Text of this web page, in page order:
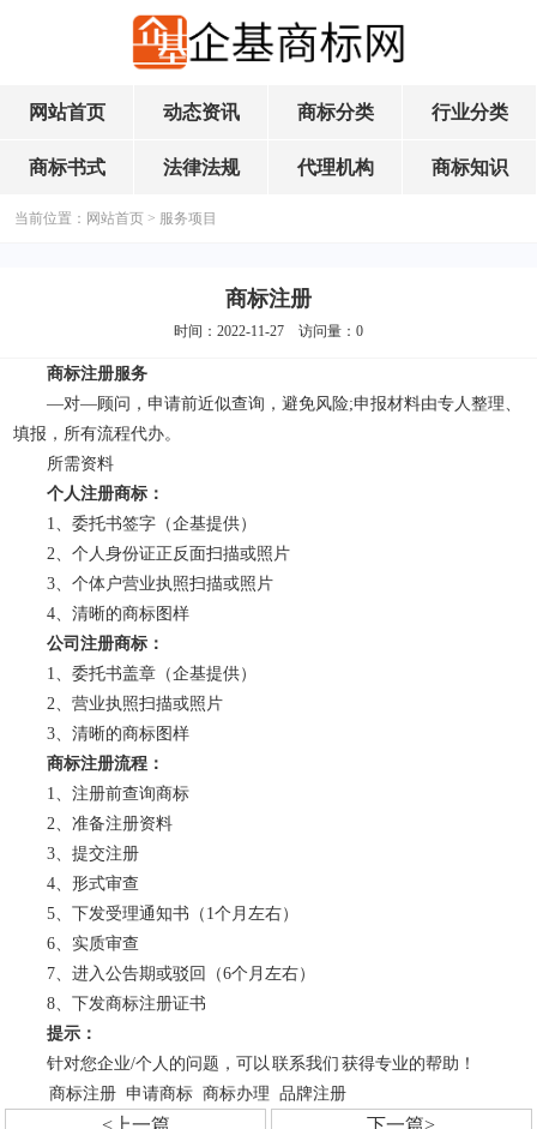
网站首页 动态资讯 商标分类 行业分类
商标书式 法律法规 代理机构 商标知识
当前位置： 网站首页 > 服务项目
商标注册
时间：2022-11-27 访问量： 0
商标注册服务
—对—顾问，申请前近似查询，避免风险;申报材料由专人整理、
填报，所有流程代办。
所需资料
个人注册商标 ：
1、委托书签字（企基提供）
2、个人身份证正反面扫描或照片
3、个体户营业执照扫描或照片
4、清晰的商标图样
公司注册商标 ：
1、委托书盖章（企基提供）
2、营业执照扫描或照片
3、清晰的商标图样
商标注册流程：
1、注册前查询商标
2、准备注册资料
3、提交注册
4、形式审查
5、下发受理通知书（1个月左右）
6、实质审查
7、进入公告期或驳回（6个月左右）
8、下发商标注册证书
提示：
针对您企业/个人的问题，可以 联系我们 获得专业的帮助！
商标注册 申请商标 商标办理 品牌注册
<上一篇 下一篇>